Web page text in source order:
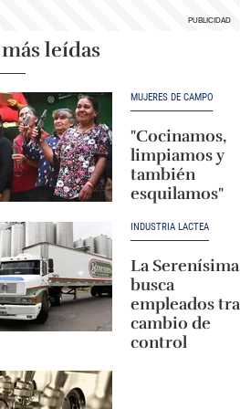
leídas
MUJERES DE CAMPO
"Cocinamos,
limpiamos y
también
esquilamos"
INDUSTRIA LÁCTEA
La Serenísima
busca
empleados
cambio de
control